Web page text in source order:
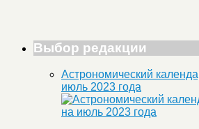
Выбор редакции
Астрономический
июль 2023 года